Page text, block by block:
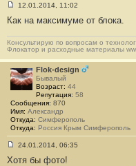
о
б
щ
е
н
и
е
#
3
4
12.01.2014, 11:02
Как на максимуме от блока.
Консультирую по вопросам о
Флокатор и расходные материалы
Flok-design
Бывалый
Возраст: 44
Репутация: 58
Сообщения: 870
Имя: Александр
Откуда: Симферополь
Откуда: Россия Крым Симферополь
о
24.01.2014, 06:35
Хотя бы фото!